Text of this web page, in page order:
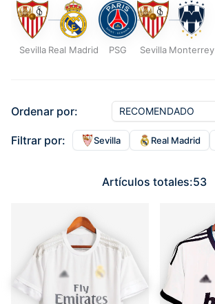
Sevilla Real Madrid PSG Sevilla Monterrey
Ordenar por:
Filtrar por: Sevilla Real Madrid
Artículos totales:53